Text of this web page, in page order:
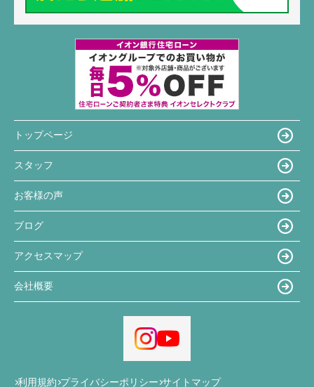
トップページ
スタッフ
お客様の声
ブログ
アクセスマップ
会社概要
利用規約 プライバシーポリシー サイトマップ